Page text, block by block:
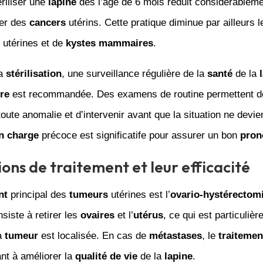
des cancersutérins. Cette pratique diminue par ailleurs
utérines et de kystes mammaires.
stérilisation, une surveillance régulière de la santéde la
est recommandée. Des examens de routine permettent
anomalie et d’intervenir avant que la situation ne
chargeprécoce est significatife pour assurer un bon
de traitement et leur efficacité
principal des tumeursutérines est l’ovario-
à retirer les ovaireset l’utérus, ce qui est
tumeurest localisée. En cas de métastases, le
à améliorer la qualité de viede la lapine.